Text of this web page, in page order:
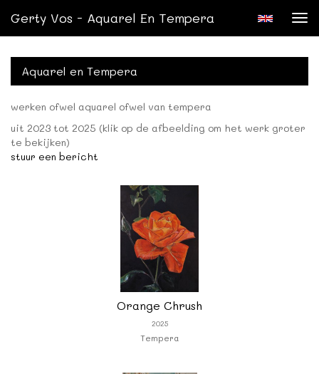
Gerty Vos - Aquarel En Tempera
Aquarel en Tempera
werken ofwel aquarel ofwel van tempera
uit 2023 tot 2025 (klik op de afbeelding om het werk groter
te bekijken)
stuur een bericht
Orange Chrush
2025
Tempera